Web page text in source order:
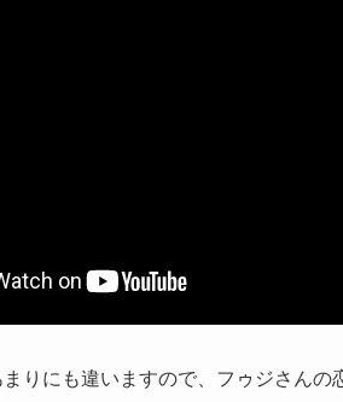
りにも違いますので、フゥジさんの